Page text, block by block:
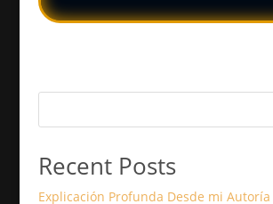
Recent Posts
Explicación Profunda Desde mi Autoría